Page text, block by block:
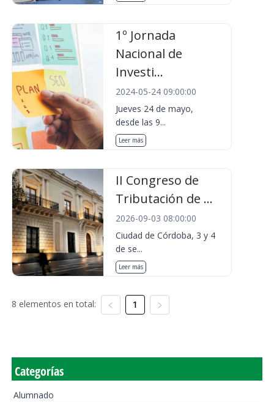
1º Jornada
Nacional de
Investi...
2024-05-24 09:00:00
Jueves 24 de mayo,
desde las 9...
Leer más
II Congreso de
Tributación de ...
2026-09-03 08:00:00
Ciudad de Córdoba, 3 y 4
de se...
Leer más
8 elementos en total: 1
Categorías
Alumnado